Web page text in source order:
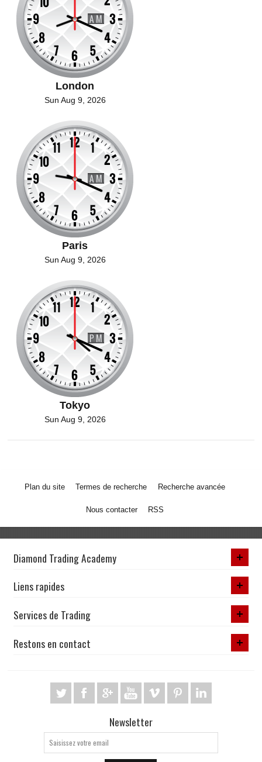
London
Sun Aug 9, 2026
Paris
Sun Aug 9, 2026
Tokyo
Sun Aug 9, 2026
Plan du site Termes de recherche Recherche avancée
Nous contacter RSS
Diamond Trading Academy
Liens rapides
Services de Trading
Restons en contact
Newsletter